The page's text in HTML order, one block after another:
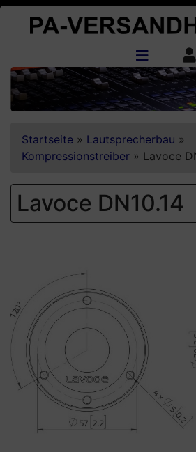
Startseite » Lautsprecherbau »
Kompressionstreiber » Lavoce
Lavoce DN10.14